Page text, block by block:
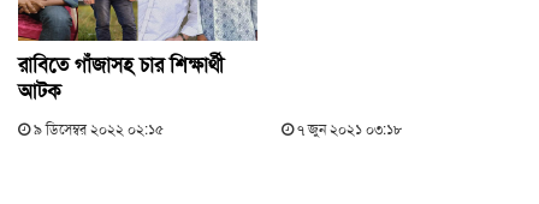
রাবিতে গাঁজাসহ চার শিক্ষার্থী
আটক
৯ ডিসেম্বর ২০২২ ০২:১৫ ৭ জুন ২০২১ ০৩:১৮